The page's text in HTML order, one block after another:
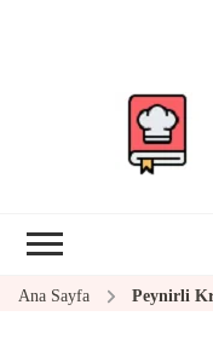
Ana Sayfa Peynirli